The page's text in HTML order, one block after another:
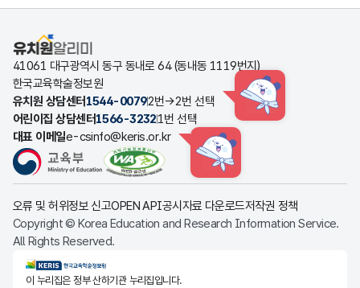
유치원알리미
41061 대구광역시 동구 동내로 64 (동내동 1119번지)
한국교육학술정보원
유치원 상담센터 1544-00792번→2번 선택 HINT
어린이집 상담센터1566-32321번 선택
대표 이메일e-csinfo@keris.or.kr
HINT
오류 및 허위정보 신고OPEN API공시자료 다운로드저작권 정책
Copyright © Korea Education and Research Information Service.
All Rights Reserved.
KERIS한국교육학술정보원
이 누리집은 정부 산하기관 누리집입니다.